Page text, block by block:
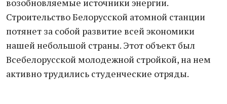
возобновляемые источники энергии.
Строительство Белорусской атомной станции
потянет за собой развитие всей экономики
нашей небольшой страны. Этот объект был
Всебелорусской молодежной стройкой, на нем
активно трудились студенческие отряды.